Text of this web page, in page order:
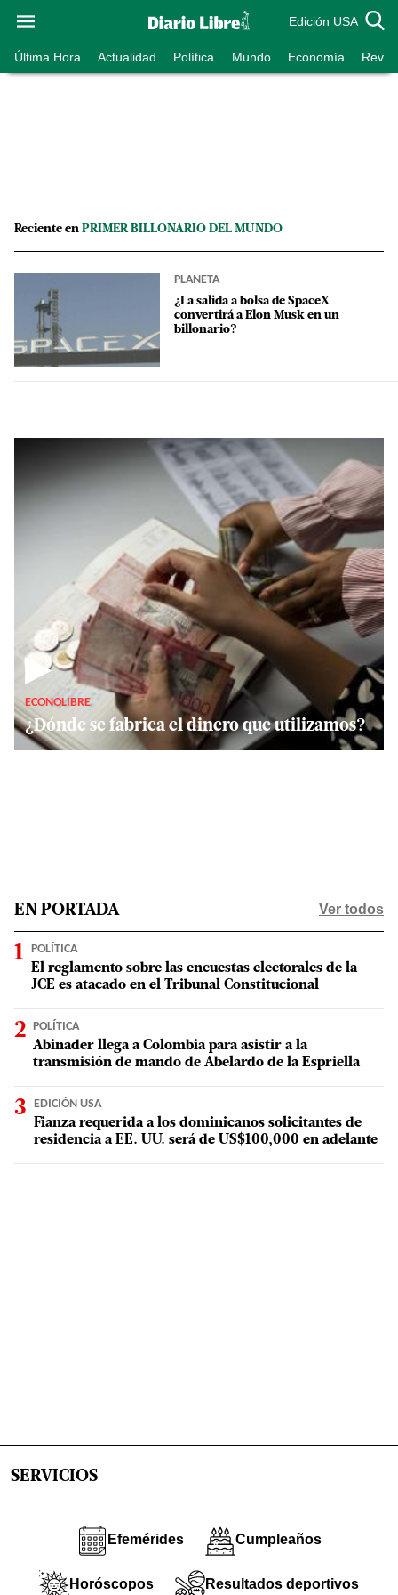
Edición USA
Última Hora Actualidad Política Mundo Economía
Reciente en PRIMER BILLONARIO DEL MUNDO
PLANETA
¿La salida a bolsa de SpaceX
convertirá a Elon Musk en un
billonario?
▶
ECONOLIBRE
¿Dónde se fabrica el dinero que utilizamos?
EN PORTADA Ver todos
POLÍTICA
El reglamento sobre las encuestas electorales de la
JCE es atacado en el Tribunal Constitucional
POLÍTICA
Abinader llega a Colombia para asistir a la
transmisión de mando de Abelardo de la Espriella
EDICIÓN USA
Fianza requerida a los dominicanos solicitantes de
residencia a EE. UU. será de US$100,000 en adelante
SERVICIOS
Efemérides Cumpleaños
Horóscopos Resultados deportivos